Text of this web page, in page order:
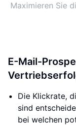
Maximieren Sie
E-Mail-
Die Klickrate,
sind
bei welchen